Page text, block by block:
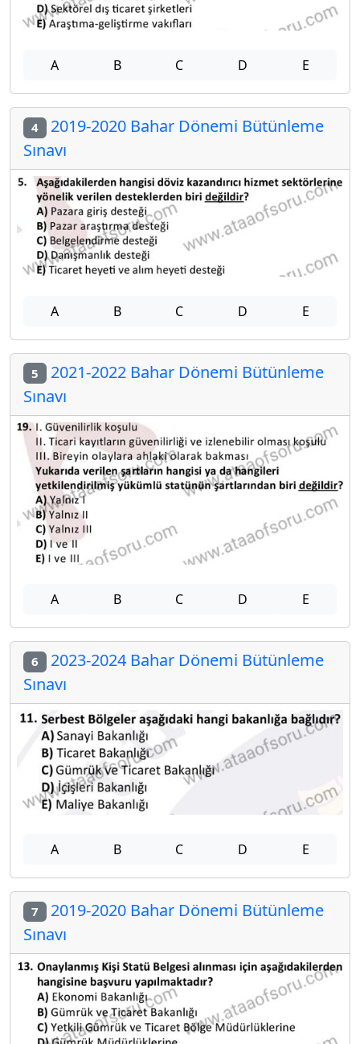
A B C D E
4 2019-2020 Bahar Dönemi Bütünleme
Sınavı
A B C D E
5 2021-2022 Bahar Dönemi Bütünleme
Sınavı
A B C D E
6 2023-2024 Bahar Dönemi Bütünleme
Sınavı
A B C D E
7 2019-2020 Bahar Dönemi Bütünleme
Sınavı